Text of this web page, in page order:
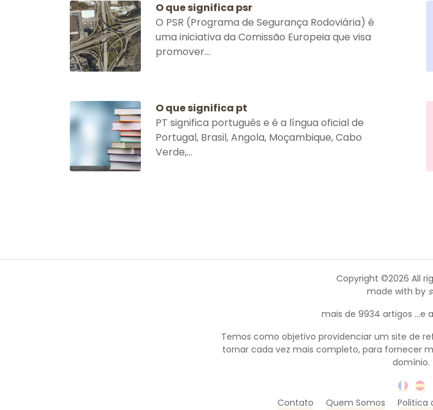
O que significa psr
O PSR (Programa de Segurança Rodoviária) é
uma iniciativa da Comissão Europeia que visa
promover...
O que significa pt
PT significa português e é a língua oficial de
Portugal, Brasil, Angola, Moçambique, Cabo
Verde,...
Copyright ©2026 All
made with by
mais de 9934 artigos ...e
Temos como objetivo providenciar um site de
tornar cada vez mais completo, para fornecer
domínio.
Contato Quem Somos Politica